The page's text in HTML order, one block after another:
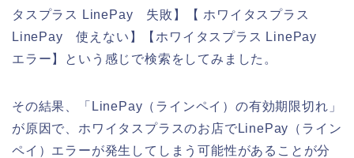
タスプラス LinePay 失敗】【 ホワイタスプラス
LinePay 使えない】【ホワイタスプラス LinePay
エラー】という感じで検索をしてみました。
その結果、「LinePay（ラインペイ）の有効期限切れ」
が原因で、ホワイタスプラスのお店でLinePay（ライン
ペイ）エラーが発生してしまう可能性があることが分